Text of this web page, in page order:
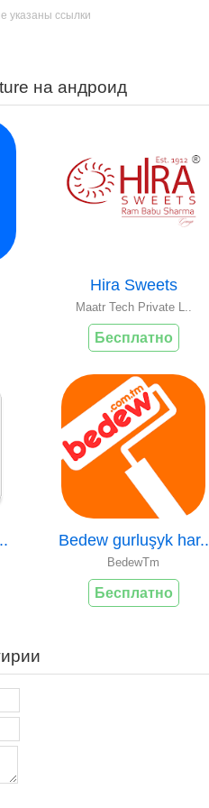
указаны ссылки
на андроид
Hira Sweets
Maatr Tech Private L..
Бесплатно
Bedew gurluşyk har..
BedewTm
Бесплатно